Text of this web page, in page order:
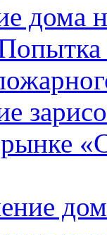
дома